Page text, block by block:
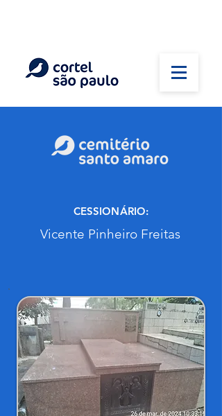
CESSIONÁRIO:
Vicente Pinheiro Freitas